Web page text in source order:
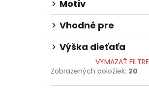
Motív
Vhodné pre
Výška dieťaťa
VYMAZAŤ FILTRE
Zobrazených položiek: 20